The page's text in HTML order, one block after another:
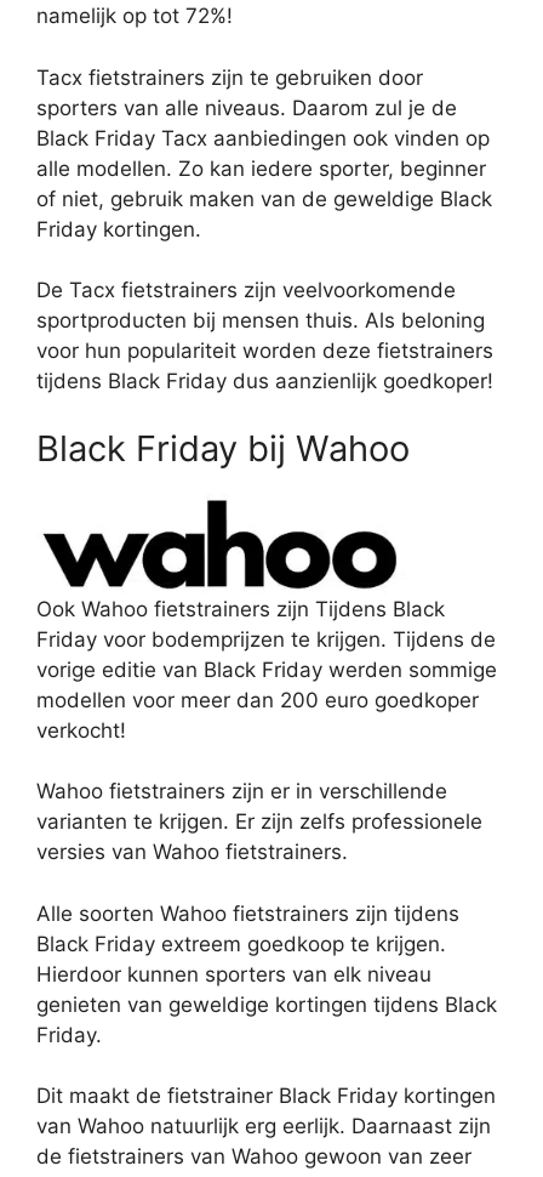
namelijk op tot 72%!
Tacx fietstrainers zijn te gebruiken door
sporters van alle niveaus. Daarom zul je de
Black Friday Tacx aanbiedingen ook vinden op
alle modellen. Zo kan iedere sporter, beginner
of niet, gebruik maken van de geweldige Black
Friday kortingen.
De Tacx fietstrainers zijn veelvoorkomende
sportproducten bij mensen thuis. Als beloning
voor hun populariteit worden deze fietstrainers
tijdens Black Friday dus aanzienlijk goedkoper!
Black Friday bij Wahoo
Ook Wahoo fietstrainers zijn Tijdens Black
Friday voor bodemprijzen te krijgen. Tijdens de
vorige editie van Black Friday werden sommige
modellen voor meer dan 200 euro goedkoper
verkocht!
Wahoo fietstrainers zijn er in verschillende
varianten te krijgen. Er zijn zelfs professionele
versies van Wahoo fietstrainers.
Alle soorten Wahoo fietstrainers zijn tijdens
Black Friday extreem goedkoop te krijgen.
Hierdoor kunnen sporters van elk niveau
genieten van geweldige kortingen tijdens Black
Friday.
Dit maakt de fietstrainer Black Friday kortingen
van Wahoo natuurlijk erg eerlijk. Daarnaast zijn
de fietstrainers van Wahoo gewoon van zeer